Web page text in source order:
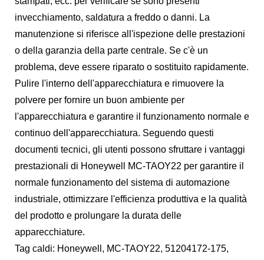
invecchiamento, saldatura a freddo o danni. La
manutenzione si riferisce all'ispezione delle prestazioni
o della garanzia della parte centrale. Se c'è un
problema, deve essere riparato o sostituito rapidamente.
Pulire l'interno dell'apparecchiatura e rimuovere la
polvere per fornire un buon ambiente per
l'apparecchiatura e garantire il funzionamento normale e
continuo dell'apparecchiatura. Seguendo questi
documenti tecnici, gli utenti possono sfruttare i vantaggi
prestazionali di Honeywell MC-TAOY22 per garantire il
normale funzionamento del sistema di automazione
industriale, ottimizzare l'efficienza produttiva e la qualità
del prodotto e prolungare la durata delle
apparecchiature.
Tag caldi: Honeywell, MC-TAOY22, 51204172-175,